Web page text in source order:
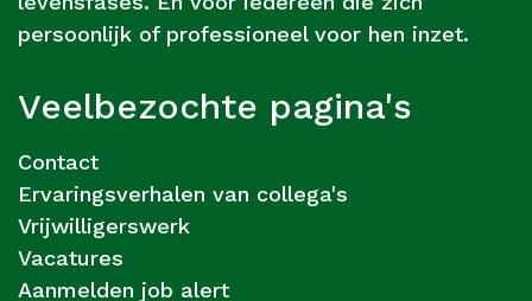
persoonlijk of professioneel voor hen inzet.
Veelbezochte pagina's
Contact
Ervaringsverhalen van collega's
Vrijwilligerswerk
Vacatures
Aanmelden job alert